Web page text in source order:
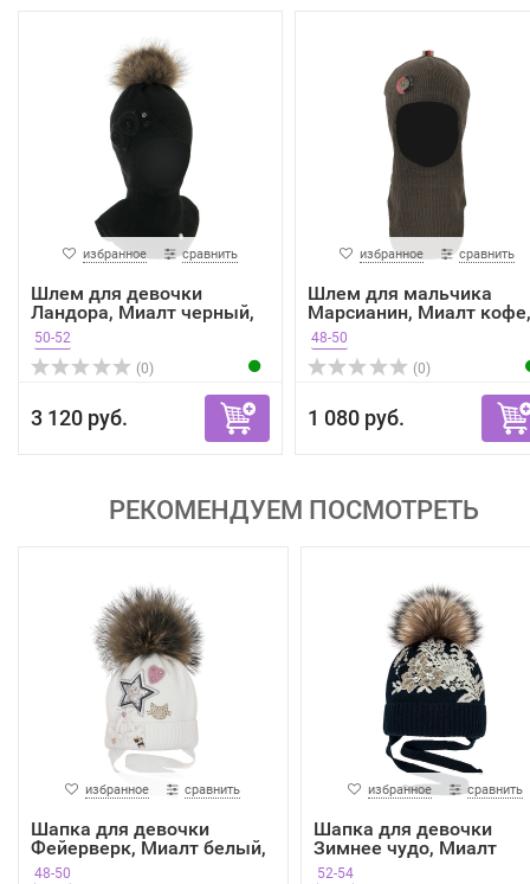
избранное сравнить
Шлем для девочки
Ландора, Миалт черный,
зима
50-52
(0)
3 120 руб.
избранное сравнить
Шлем для мальчика
Марсианин, Миалт кофе,
ве...
48-50
(0)
1 080 руб.
РЕКОМЕНДУЕМ ПОСМОТРЕТЬ
избранное сравнить
Шапка для девочки
Фейерверк, Миалт белый,
зима
48-50
избранное сравнить
Шапка для девочки
Зимнее чудо, Миалт
темно-...
52-54